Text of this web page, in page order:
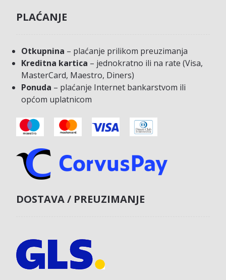
PLAĆANJE
Otkupnina – plaćanje prilikom preuzimanja
Kreditna kartica – jednokratno ili na rate (Visa,
MasterCard, Maestro, Diners)
Ponuda – plaćanje Internet bankarstvom ili
općom uplatnicom
DOSTAVA / PREUZIMANJE